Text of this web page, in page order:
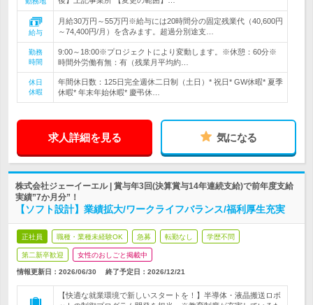
給与
月給30万円～55万円※給与には20時間分の固定残業代（40,600円
～74,400円/月）を含みます。超過分別途支…
勤務
時間
9:00～18:00※プロジェクトにより変動します。※休憩：60分※
時間外労働有無：有（残業月平均約…
休日
休暇
年間休日数：125日完全週休二日制（土日）* 祝日* GW休暇* 夏季
休暇* 年末年始休暇* 慶弔休…
求人詳細を見る 気になる
株式会社ジェーイーエル | 賞与年3回(決算賞与14年連続支給)で前年度支給
実績”7か月分”！
【ソフト設計】業績拡大/ワークライフバランス/福利厚生充実
正社員 職種・業種未経験OK 急募 転勤なし 学歴不問
第二新卒歓迎 女性のおしごと掲載中
情報更新日：2026/06/30 終了予定日： 2026/12/21
【快適な就業環境で新しいスタートを！】半導体・液晶搬送ロボ